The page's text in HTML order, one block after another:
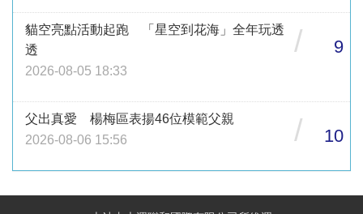
貓空亮點活動起跑 「星空到花海」全年玩透
透
2026-08-05 18:33
/ 9
父出真愛 楊梅區表揚46位模範父親
2026-08-06 15:56
/ 10